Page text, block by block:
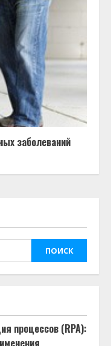
заболеваний
ПОИСК
процессов (RPA):